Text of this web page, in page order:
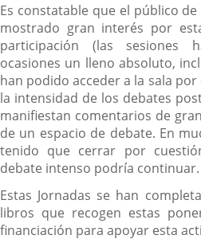
Es constatable que el público
mostrado gran interés por
participación (las sesiones
ocasiones un lleno absoluto,
han podido acceder a la sala
la intensidad de los debates
manifiestan comentarios de
de un espacio de debate. En
tenido que cerrar por
debate intenso podría continuar.
Estas Jornadas se han
libros que recogen estas
financiación para apoyar esta